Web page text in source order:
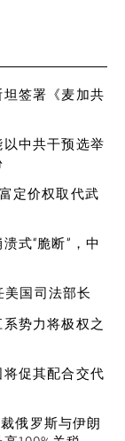
签署《麦加共
中共干预选举
定价权取代武
式“脆断”，中
国司法部长
势力将极权之
促其配合交代
俄罗斯与伊朗